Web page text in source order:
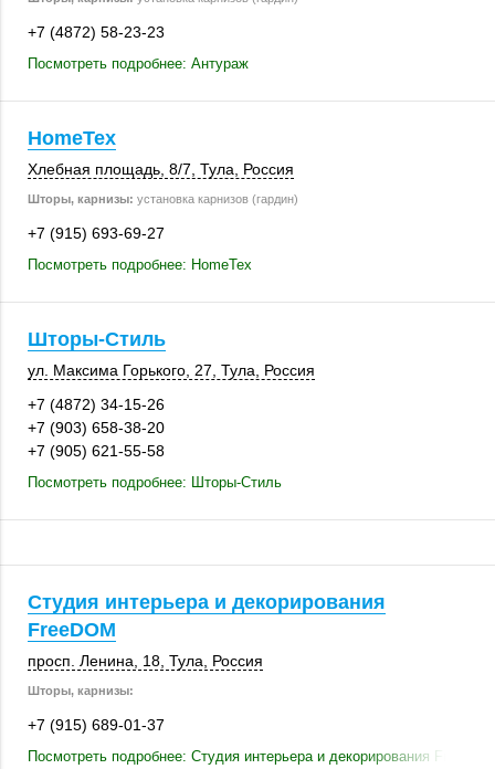
+7 (4872) 58-23-23
Посмотреть подробнее: Антураж
HomeTex
Хлебная площадь 8/7 Тула Россия
Шторы, карнизы: установка карнизов (гардин)
+7 (915) 693-69-27
Посмотреть подробнее: HomeTex
Шторы-Стиль
ул. Максима Горького, 27, Тула
Россия
+7 (4872) 34-15-26
+7 (903) 658-38-20
+7 (905) 621-55-58
Посмотреть подробнее: Шторы-Стиль
Студия интерьера и декорирования
FreeDOM
просп. Ленина, 18 Тула Россия
Шторы, карнизы:
+7 (915) 689-01-37
Посмотреть подробнее: Студия интерьера и декорирования FreeDOM